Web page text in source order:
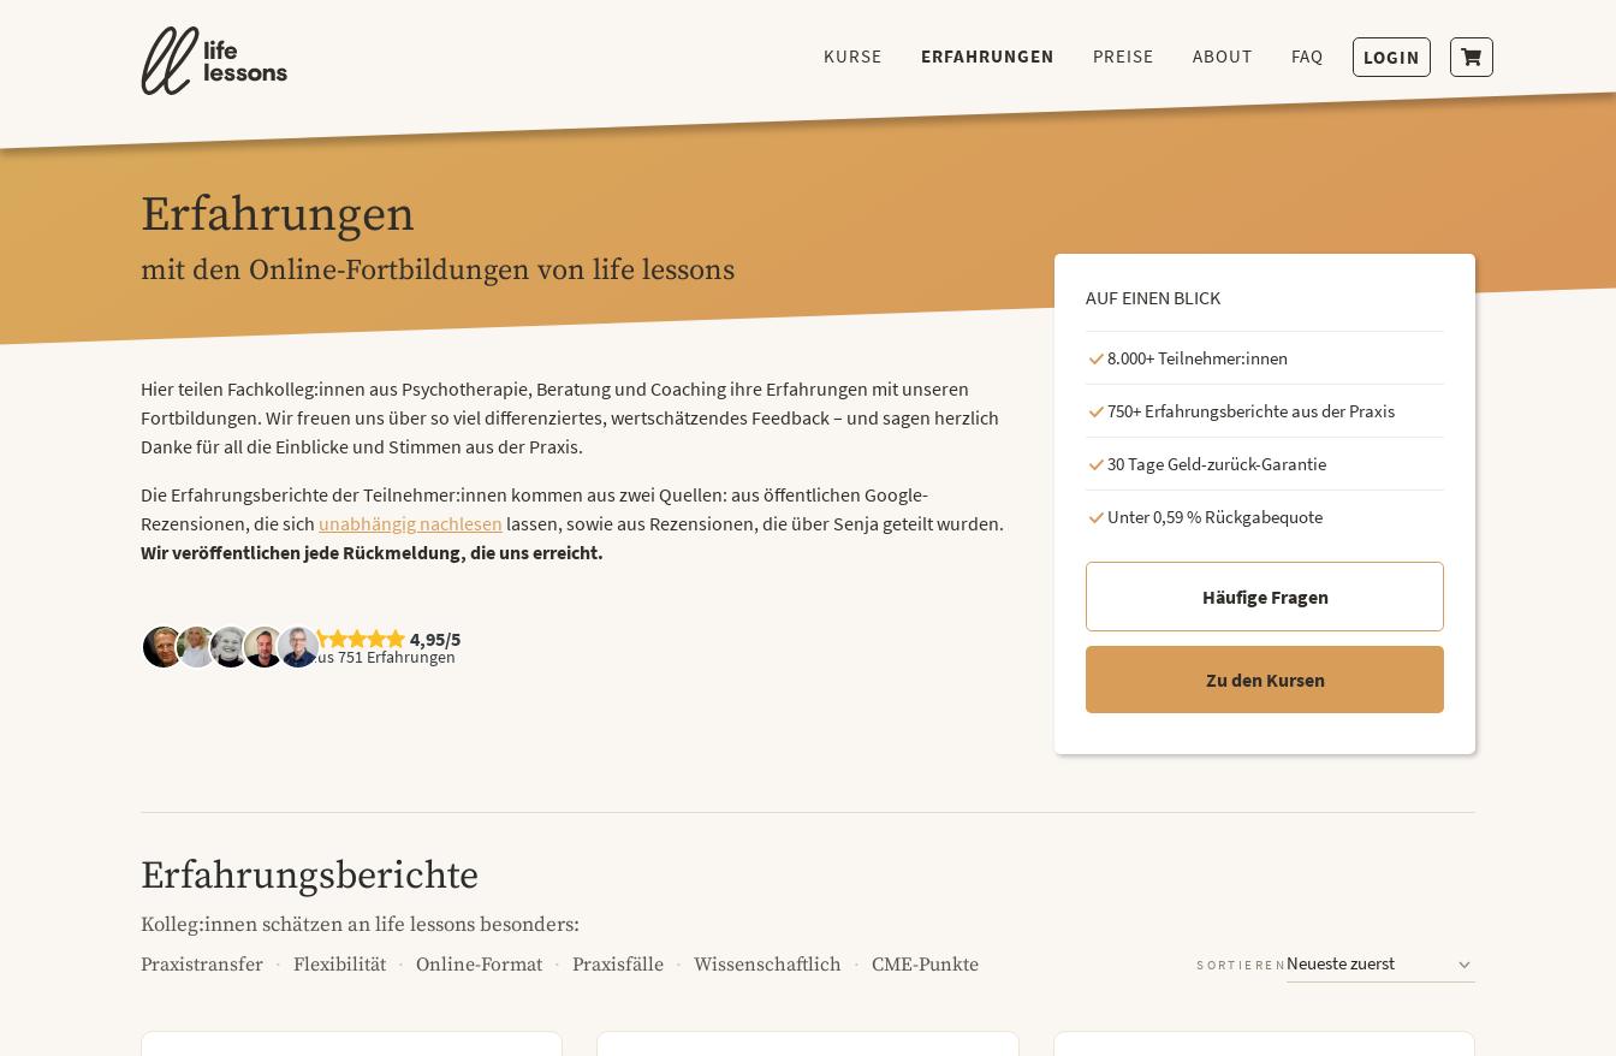
KURSE ERFAHRUNGEN PREISE ABOUT FAQ LOGIN
Erfahrungen
mit den Online-Fortbildungen von life lessons
Hier teilen Fachkolleg:innen aus Psychotherapie, Beratung und Coaching ihre Erfahrungen mit unseren
Fortbildungen. Wir freuen uns über so viel differenziertes, wertschätzendes Feedback – und sagen herzlich
Danke für all die Einblicke und Stimmen aus der Praxis.
Die Erfahrungsberichte der Teilnehmer:innen kommen aus zwei Quellen: aus öffentlichen Google-
Rezensionen, die sich unabhängig nachlesen lassen, sowie aus Rezensionen, die über Senja geteilt wurden.
Wir veröffentlichen jede Rückmeldung, die uns erreicht.
4,95/5
aus 751 Erfahrungen
AUF EINEN BLICK
8.000+ Teilnehmer:innen
750+ Erfahrungsberichte aus der Praxis
30 Tage Geld-zurück-Garantie
Unter 0,59 % Rückgabequote
Häufige Fragen
Zu den Kursen
Erfahrungsberichte
Kolleg:innen schätzen an life lessons besonders:
Praxistransfer Flexibilität Online-Format Praxisfälle Wissenschaftlich CME-Punkte SORTIEREN